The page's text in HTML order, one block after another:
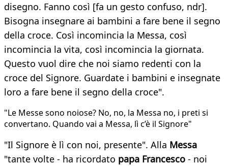
disegno. Fanno così [fa un gesto confuso, ndr].
Bisogna insegnare ai bambini a fare bene il segno
della croce. Così incomincia la Messa, così
incomincia la vita, così incomincia la giornata.
Questo vuol dire che noi siamo redenti con la
croce del Signore. Guardate i bambini e insegnate
loro a fare bene il segno della croce".
"Le Messe sono noiose? No, no, la Messa no, i preti si
convertano. Quando vai a Messa, lì c’è il Signore"
"Il Signore è lì con noi, presente". Alla Messa
"tante volte - ha ricordato papa Francesco - noi